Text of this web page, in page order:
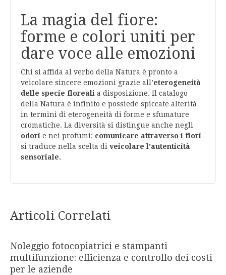
La magia del fiore:
forme e colori uniti per
dare voce alle emozioni
Chi si affida al verbo della Natura è pronto a
veicolare sincere emozioni grazie all’eterogeneità
delle specie floreali a disposizione. Il catalogo
della Natura è infinito e possiede spiccate alterità
in termini di eterogeneità di forme e sfumature
cromatiche. La diversità si distingue anche negli
odori e nei profumi: comunicare attraverso i fiori
si traduce nella scelta di veicolare l’autenticità
sensoriale.
Articoli Correlati
Noleggio fotocopiatrici e stampanti
multifunzione: efficienza e controllo dei costi
per le aziende